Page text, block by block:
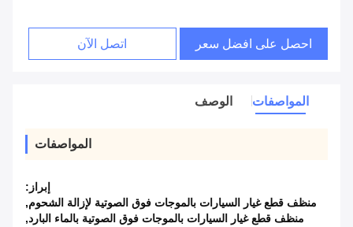
احصل على افضل سعر اتصل الآن
المواصفات الوصف
المواصفات
إبراز:
منظف ​​قطع غيار السيارات بالموجات فوق الصوتية لإزالة الشحوم,
منظف قطع غيار السيارات بالموجات فوق الصوتية بالماء البارد,